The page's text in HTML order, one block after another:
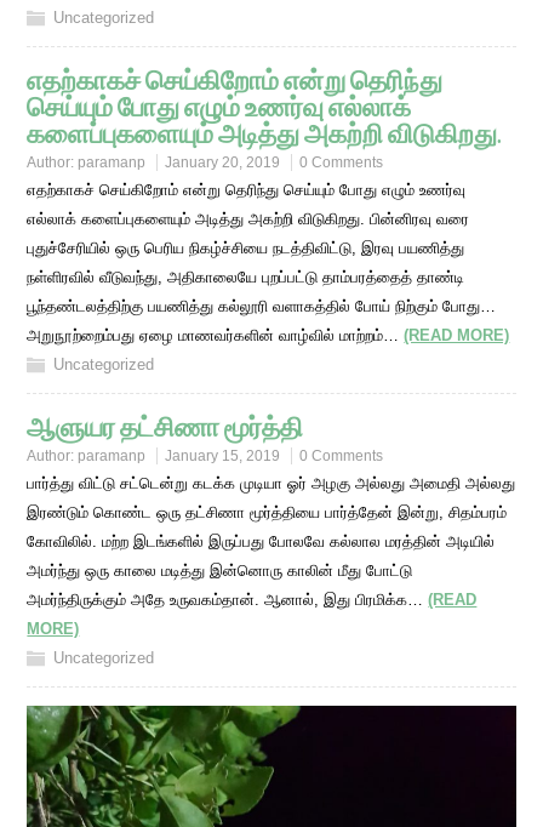
Uncategorized
எதற்காகச் செய்கிறோம் என்று தெரிந்து
செய்யும் போது எழும் உணர்வு எல்லாக்
களைப்புகளையும் அடித்து அகற்றி விடுகிறது.
Author: paramanp January 20, 2019 0 Comments
எதற்காகச் செய்கிறோம் என்று தெரிந்து செய்யும் போது எழும் உணர்வு
எல்லாக் களைப்புகளையும் அடித்து அகற்றி விடுகிறது. பின்னிரவு வரை
புதுச்சேரியில் ஒரு பெரிய நிகழ்ச்சியை நடத்திவிட்டு, இரவு பயணித்து
நள்ளிரவில் வீடுவந்து, அதிகாலையே புறப்பட்டு தாம்பரத்தைத் தாண்டி
பூந்தண்டலத்திற்கு பயணித்து கல்லூரி வளாகத்தில் போய் நிற்கும் போது…
அறுநூற்றைம்பது ஏழை மாணவர்களின் வாழ்வில் மாற்றம்…(READ MORE)
Uncategorized
ஆளுயர தட்சிணா மூர்த்தி
Author: paramanp January 15, 2019 0 Comments
பார்த்து விட்டு சட்டென்று கடக்க முடியா ஓர் அழகு அல்லது அமைதி அல்லது
இரண்டும் கொண்ட ஒரு தட்சிணா மூர்த்தியை பார்த்தேன் இன்று, சிதம்பரம்
கோவிலில். மற்ற இடங்களில் இருப்பது போலவே கல்லால மரத்தின் அடியில்
அமர்ந்து ஒரு காலை மடித்து இன்னொரு காலின் மீது போட்டு
அமர்ந்திருக்கும் அதே உருவகம்தான். ஆனால், இது பிரமிக்க…(READ
MORE)
Uncategorized